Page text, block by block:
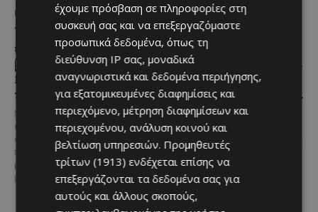
ΜΈΝΟΥΜΕ ΚΎΠΡΟ
Τα Λεύκαρα
ετοιμάζονται για μία
βραδιά γεμάτη street
food, μουσική και
καλοκαιρινή διάθεση
Μία από τις πιο γευστικές
εκδηλώσεις του καλοκαιριού
επιστρέφει στα Λεύκαρα,
προσκαλώντας μικρούς και
μεγάλους να απολαύσουν
μοναδικές...
ΜΈΝΟΥΜΕ ΚΎΠΡΟ
Το 10ο Φεστιβάλ
Αγροτικού Πολιτισμού
επιστρέφει στον Πρωταρά
με μουσική,
παραδοσιακές γεύσεις και
πλούσιο πρόγραμμα
Η κυπριακή παράδοση δίνει ξανά
ραντεβού στον Πρωταρά, καθώς
το 10ο Φεστιβάλ Αγροτικού
Πολιτισμού θα πραγματοποιηθεί
στις 2...
έχουμε πρόσβαση σε πληροφορίες στη
συσκευή σας και να επεξεργαζόμαστε
προσωπικά δεδομένα, όπως τη
διεύθυνση IP σας, μοναδικά
αναγνωριστικά και δεδομένα περιήγησης,
για εξατομικευμένες διαφημίσεις και
περιεχόμενο, μέτρηση διαφημίσεων και
περιεχομένου, ανάλυση κοινού και
βελτίωση υπηρεσιών. Προμηθευτές
τρίτων (1913) ενδέχεται επίσης να
επεξεργάζονται τα δεδομένα σας για
αυτούς και άλλους σκοπούς,